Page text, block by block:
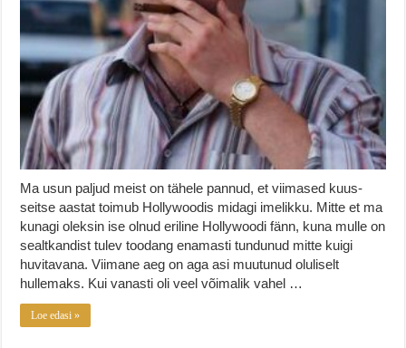
Ma usun paljud meist on tähele pannud, et viimased kuus-
seitse aastat toimub Hollywoodis midagi imelikku. Mitte et ma
kunagi oleksin ise olnud eriline Hollywoodi fänn, kuna mulle on
sealtkandist tulev toodang enamasti tundunud mitte kuigi
huvitavana. Viimane aeg on aga asi muutunud oluliselt
hullemaks. Kui vanasti oli veel võimalik vahel …
Loe edasi »